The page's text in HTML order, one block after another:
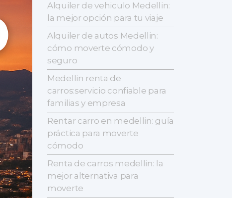
Alquiler de vehiculo Medellin:
la mejor opción para tu viaje
Alquiler de autos Medellin:
cómo moverte cómodo y
seguro
Medellin renta de
carros:servicio confiable para
familias y empresa
Rentar carro en medellin: guía
práctica para moverte
cómodo
Renta de carros medellin: la
mejor alternativa para
moverte